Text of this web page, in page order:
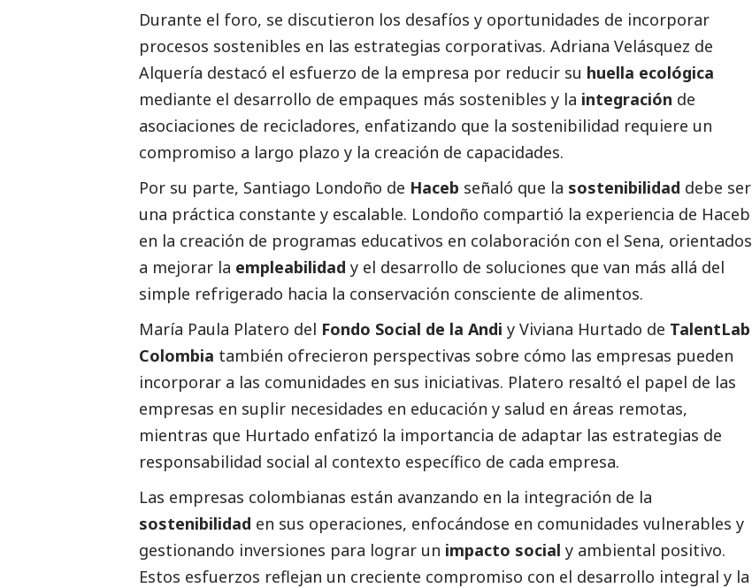
Durante el foro, se discutieron los desafíos y oportunidades de incorporar
procesos sostenibles en las estrategias corporativas. Adriana Velásquez de
Alquería destacó el esfuerzo de la empresa por reducir su huella ecológica
mediante el desarrollo de empaques más sostenibles y la integración de
asociaciones de recicladores, enfatizando que la sostenibilidad requiere un
compromiso a largo plazo y la creación de capacidades.
Por su parte, Santiago Londoño de Haceb señaló que la sostenibilidad debe ser
una práctica constante y escalable. Londoño compartió la experiencia de Haceb
en la creación de programas educativos en colaboración con el Sena, orientados
a mejorar la empleabilidad y el desarrollo de soluciones que van más allá del
simple refrigerado hacia la conservación consciente de alimentos.
María Paula Platero del Fondo Social de la Andi y Viviana Hurtado de TalentLab
Colombia también ofrecieron perspectivas sobre cómo las empresas pueden
incorporar a las comunidades en sus iniciativas. Platero resaltó el papel de las
empresas en suplir necesidades en educación y salud en áreas remotas,
mientras que Hurtado enfatizó la importancia de adaptar las estrategias de
responsabilidad social al contexto específico de cada empresa.
Las empresas colombianas están avanzando en la integración de la
sostenibilidad en sus operaciones, enfocándose en comunidades vulnerables y
gestionando inversiones para lograr un impacto social y ambiental positivo.
Estos esfuerzos reflejan un creciente compromiso con el desarrollo integral y la